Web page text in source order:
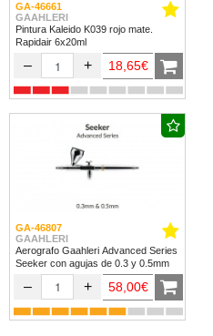
GA-46661
GAAHLERI
Pintura Kaleido K039 rojo mate.
Rapidair 6x20ml
– + 18,65€
GA-46807
GAAHLERI
Aerografo Gaahleri Advanced Series
Seeker con agujas de 0.3 y 0.5mm
– + 58,00€